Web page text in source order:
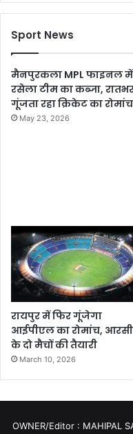
Sport News
मैनपुरकला MPL फाइनल में
रसेला टीम का कब्जा,
गूंजता रहा क्रिकेट का रोमांच
May 23, 2026
रायपुर में फिर गूंजेगा
आईपीएल का रोमांच,
के दो मैचों की तैयारी
March 10, 2026
OWNER/Editor : MAHIPAL